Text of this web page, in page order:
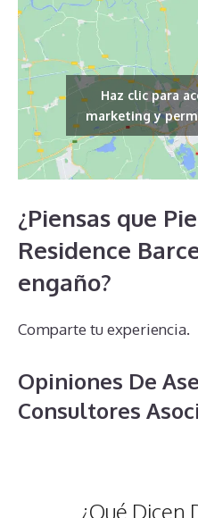
Haz clic para
marketing y
¿Piensas que
Residence
engaño?
Comparte tu experiencia.
Opiniones De
Consultores
¿Qué Dicen